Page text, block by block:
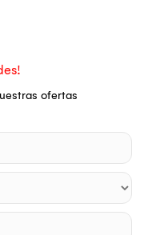
ofertas